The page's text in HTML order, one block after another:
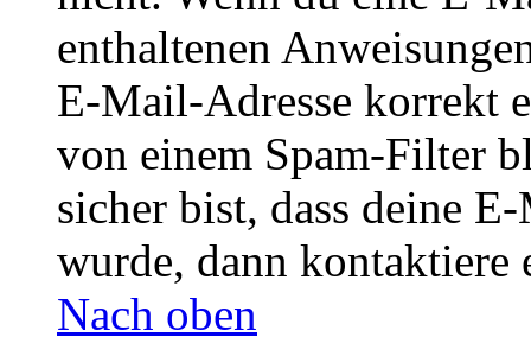
enthaltenen
E-Mail-Adresse korrekt
von einem Spam-Filter
sicher bist, dass deine
wurde, dann kontaktiere
Nach oben